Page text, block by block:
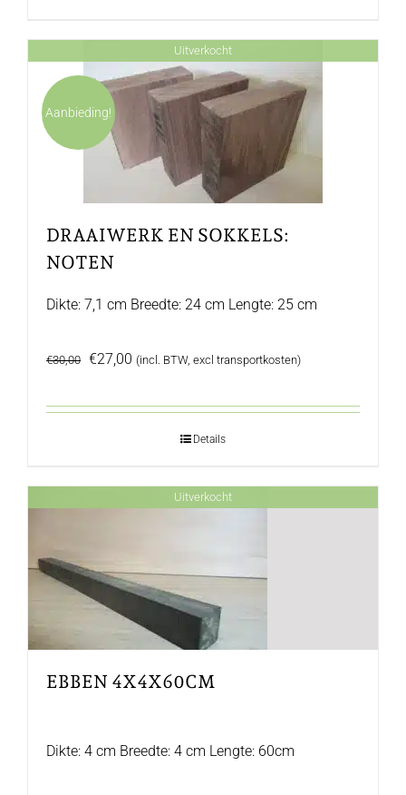
Uitverkocht
Aanbieding!
DRAAIWERK EN SOKKELS:
NOTEN
Dikte: 7,1 cm Breedte: 24 cm Lengte: 25 cm
€30,00 Oorspronkelijke
€27,00 Huidige
(incl. BTW, excl transportkosten)
Details
Uitverkocht
EBBEN 4X4X60CM
Dikte: 4 cm Breedte: 4 cm Lengte: 60cm